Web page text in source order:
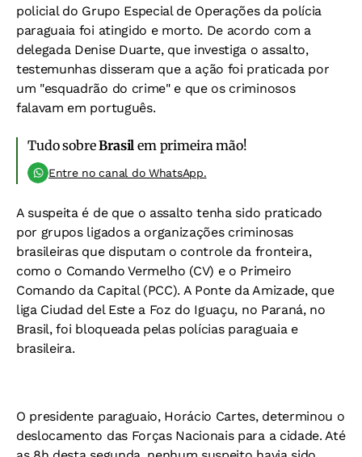
policial do Grupo Especial de Operações da polícia
paraguaia foi atingido e morto. De acordo com a
delegada Denise Duarte, que investiga o assalto,
testemunhas disseram que a ação foi praticada por
um "esquadrão do crime" e que os criminosos
falavam em português.
Tudo sobreBrasil em primeira mão!
Entre no canal do WhatsApp.
A suspeita é de que o assalto tenha sido praticado
por grupos ligados a organizações criminosas
brasileiras que disputam o controle da fronteira,
como o Comando Vermelho (CV) e o Primeiro
Comando da Capital (PCC). A Ponte da Amizade, que
liga Ciudad del Este a Foz do Iguaçu, no Paraná, no
Brasil, foi bloqueada pelas polícias paraguaia e
brasileira.
O presidente paraguaio, Horácio Cartes, determinou o
deslocamento das Forças Nacionais para a cidade. Até